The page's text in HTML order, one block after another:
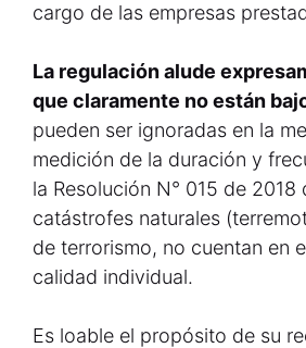
cargo de las empresas
La regulación alude
que claramente no están
pueden ser ignoradas en la
medición de la duración y
la Resolución N° 015 de
catástrofes naturales
de terrorismo, no cuentan en
calidad individual.
Es loable el propósito de su